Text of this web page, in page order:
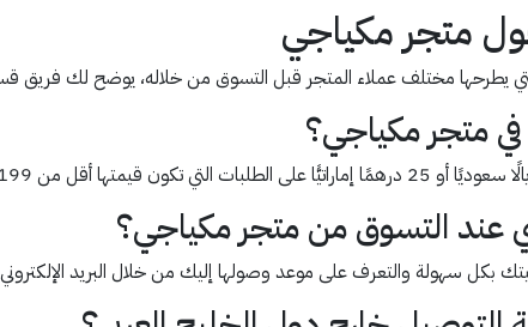
متجر مكياجي
يطرحها مختلف عملاء المتجر قبل التسوق من خلاله، يوضح لك فريق
متجر مكياجي؟
عند التسوق من متجر مكياجي؟
بكل سهولة والتعرف على موعد وصولها إليك من خلال البريد